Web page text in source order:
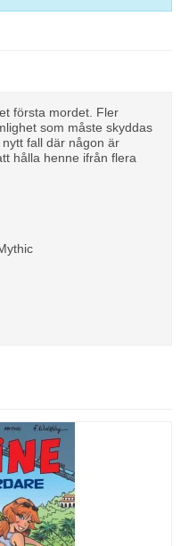
första mordet. Fler
som måste skyddas
fall där någon är
hålla henne ifrån flera